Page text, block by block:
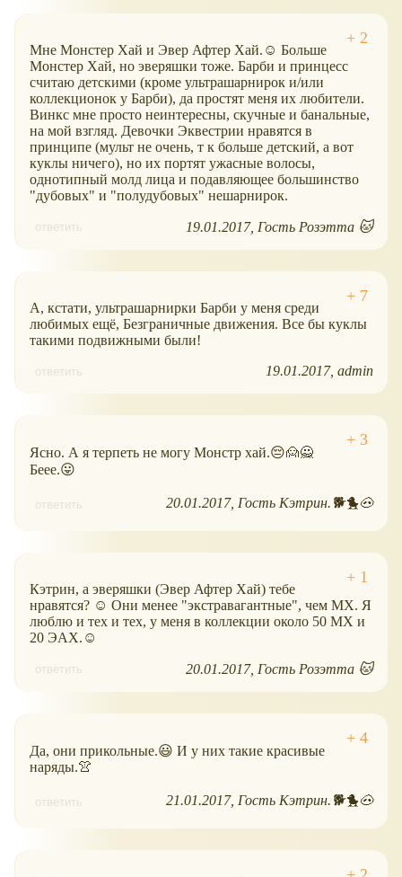
Мне Монстер Хай и Эвер Афтер Хай.☺ Больше
Монстер Хай, но эверяшки тоже. Барби и принцесс
считаю детскими (кроме ультрашарнирок и/или
коллекционок у Барби), да простят меня их любители.
Винкс мне просто неинтересны, скучные и банальные,
на мой взгляд. Девочки Эквестрии нравятся в
принципе (мульт не очень, т к больше детский, а вот
куклы ничего), но их портят ужасные волосы,
однотипный молд лица и подавляющее большинство
"дубовых" и "полудубовых" нешарнирок.
ответить 19.01.2017 Гость Розэтта 🐱
А, кстати, ультрашарнирки Барби у меня среди
любимых ещё, Безграничные движения. Все бы куклы
такими подвижными были!
ответить 19.01.2017 admin
Ясно. А я терпеть не могу Монстр хай.😔🙍🙅
Беее.😛
ответить 20.01.2017 Гость Кэтрин.🐕🐤🐽
Кэтрин, а эверяшки (Эвер Афтер Хай) тебе
нравятся? ☺ Они менее "экстравагантные", чем МХ. Я
люблю и тех и тех, у меня в коллекции около 50 МХ и
20 ЭАХ.☺
ответить 20.01.2017 Гость Розэтта 🐱
Да, они прикольные.😃 И у них такие красивые
наряды.👚
ответить 21.01.2017 Гость Кэтрин.🐕🐤🐽